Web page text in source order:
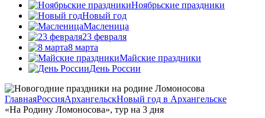
Ноябрьские праздники
Новый год
Масленица
23 февраля
8 марта
Майские праздники
День России
ГлавнаяРоссияАрхангельскНовый год в Архангельске
«На Родину Ломоносова», тур на 3 дня